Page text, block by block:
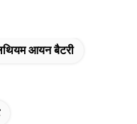
आयन बैटरी